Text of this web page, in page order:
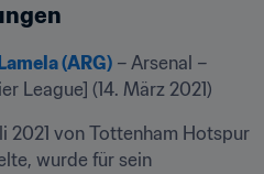
(ARG) – Arsenal –
League] (14. März 2021)
2021 von Tottenham Hotspur
wurde für sein